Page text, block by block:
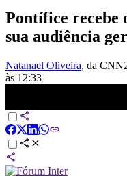
Pontífice recebe
sua audiência
Natanael Oliveira, da CNN
às 12:33